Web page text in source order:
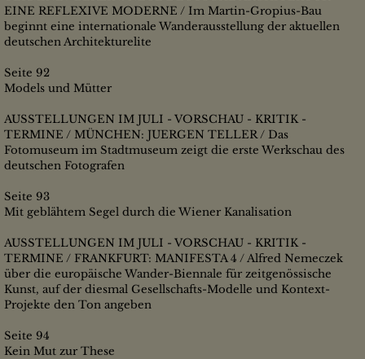
EINE REFLEXIVE MODERNE / Im Martin-Gropius-Bau
beginnt eine internationale Wanderausstellung der aktuellen
deutschen Architekturelite
Seite 92
Models und Mütter
AUSSTELLUNGEN IM JULI - VORSCHAU - KRITIK -
TERMINE / MÜNCHEN: JUERGEN TELLER / Das
Fotomuseum im Stadtmuseum zeigt die erste Werkschau des
deutschen Fotografen
Seite 93
Mit geblähtem Segel durch die Wiener Kanalisation
AUSSTELLUNGEN IM JULI - VORSCHAU - KRITIK -
TERMINE / FRANKFURT: MANIFESTA 4 / Alfred Nemeczek
über die europäische Wander-Biennale für zeitgenössische
Kunst, auf der diesmal Gesellschafts-Modelle und Kontext-
Projekte den Ton angeben
Seite 94
Kein Mut zur These